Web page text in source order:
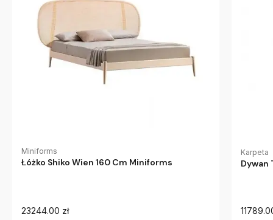
Miniforms
Łóżko Shiko Wien 160 Cm Miniforms
23244.00 zł
Karpeta
Dywan